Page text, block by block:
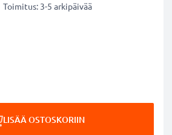
Toimitus: 3-5 arkipäivää
LISÄÄ OSTOSKORIIN